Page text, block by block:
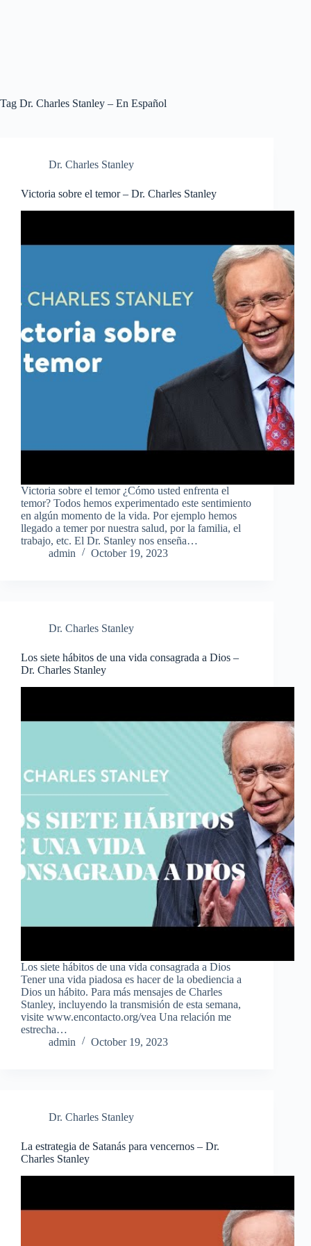
Tag Dr. Charles Stanley – En Español
Dr. Charles Stanley
Victoria sobre el temor – Dr. Charles Stanley
Victoria sobre el temor ¿Cómo usted enfrenta el
temor? Todos hemos experimentado este sentimiento
en algún momento de la vida. Por ejemplo hemos
llegado a temer por nuestra salud, por la familia, el
trabajo, etc. El Dr. Stanley nos enseña…
admin
October 19, 2023
Dr. Charles Stanley
Los siete hábitos de una vida consagrada a Dios –
Dr. Charles Stanley
Los siete hábitos de una vida consagrada a Dios
Tener una vida piadosa es hacer de la obediencia a
Dios un hábito. Para más mensajes de Charles
Stanley, incluyendo la transmisión de esta semana,
visite www.encontacto.org/vea Una relación me
estrecha…
admin
October 19, 2023
Dr. Charles Stanley
La estrategia de Satanás para vencernos – Dr.
Charles Stanley